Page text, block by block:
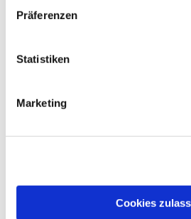
Präferenzen
Statistiken
Marketing
Cookies